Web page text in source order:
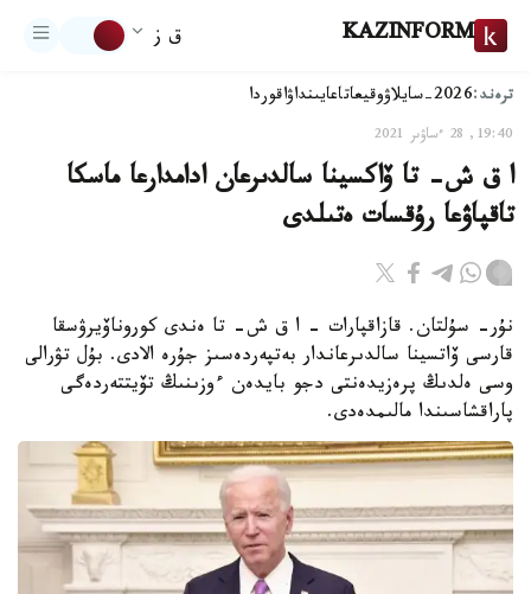
KAZINFORM ق ز
ترەند:2026-سايلاۋ وقيعاتاعايىنداۋاقوردا
19:40, 28 ءساۋىر 2021
ا ق ش- تا ۆاكسينا سالدىرعان ادامدارعا ماسكا
تاقپاۋعا رۇقسات ەتىلدى
نۇر- سۇلتان. قازاقپارات – ا ق ش- تا ەندى كوروناۆيرۋسقا
قارسى ۆاتسينا سالدىرعاندار بەتپەردەسىز جۇرە الادى. بۇل تۋرالى
وسى ەلدىڭ پرەزيدەنتى دجو بايدەن ءوزىنىڭ تۆيتتەردەگى
پاراقشاسىندا مالىمدەدى.